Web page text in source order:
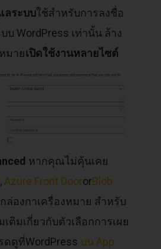
ลระบบใช้สำหรับการลงชื่อ
บ WordPress เท่านั้น ล้าง
มายเปิดใช้งานหลายไซต์
หากคุณไม่คุ้นเคย
,Azure Front DoororBlob
ล่องกาเครื่องหมาย สำหรับ
เติมเกี่ยวกับตัวเลือกการเผย
ดดูที่WordPress บน App